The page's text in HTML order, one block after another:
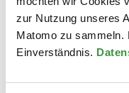
zur Nutzung unseres
Matomo zu sammeln.
Einverständnis.
hinaus gibt es
Klappradrennen
Rennen“ für